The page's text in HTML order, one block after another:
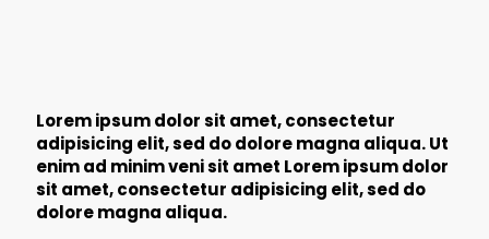
Lorem ipsum dolor sit amet, consectetur
adipisicing elit, sed do dolore magna aliqua. Ut
enim ad minim veni sit amet Lorem ipsum dolor
sit amet, consectetur adipisicing elit, sed do
dolore magna aliqua.